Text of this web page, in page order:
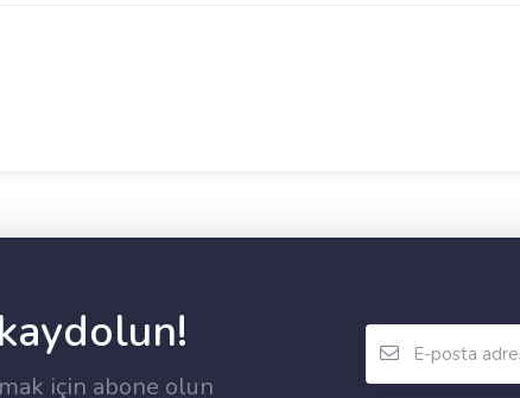
için abone olun